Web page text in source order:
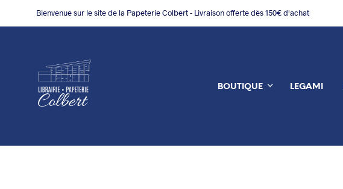
Bienvenue sur le site de la Papeterie Colbert - Livraison offerte dès 150€ d'achat
BOUTIQUE LEGAMI